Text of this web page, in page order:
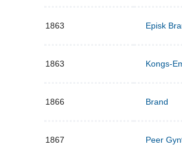
1863 Episk
1863 Kongs-
1866 Brand
1867 Peer